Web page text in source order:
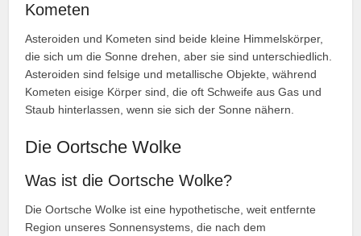
Kometen
Asteroiden und Kometen sind beide kleine Himmelskörper,
die sich um die Sonne drehen, aber sie sind unterschiedlich.
Asteroiden sind felsige und metallische Objekte, während
Kometen eisige Körper sind, die oft Schweife aus Gas und
Staub hinterlassen, wenn sie sich der Sonne nähern.
Die Oortsche Wolke
Was ist die Oortsche Wolke?
Die Oortsche Wolke ist eine hypothetische, weit entfernte
Region unseres Sonnensystems, die nach dem